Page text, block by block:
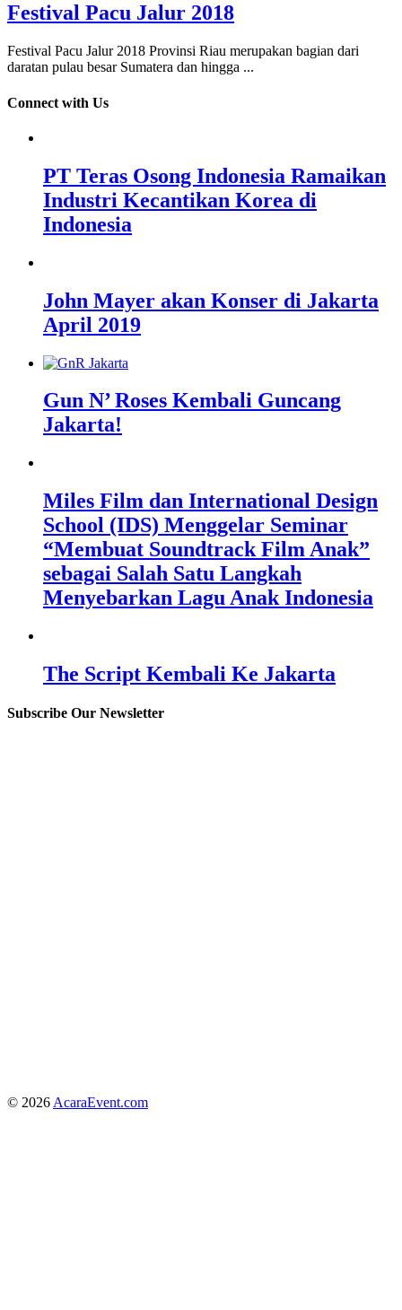
Festival Pacu Jalur 2018
Festival Pacu Jalur 2018 Provinsi Riau merupakan bagian dari
daratan pulau besar Sumatera dan hingga ...
Connect with Us
PT Teras Osong Indonesia Ramaikan
Industri Kecantikan Korea di
Indonesia
John Mayer akan Konser di Jakarta
April 2019
Gun N’ Roses Kembali Guncang
Jakarta!
Miles Film dan International Design
School (IDS) Menggelar Seminar
“Membuat Soundtrack Film Anak”
sebagai Salah Satu Langkah
Menyebarkan Lagu Anak Indonesia
The Script Kembali Ke Jakarta
Subscribe Our Newsletter
© 2026 AcaraEvent.com